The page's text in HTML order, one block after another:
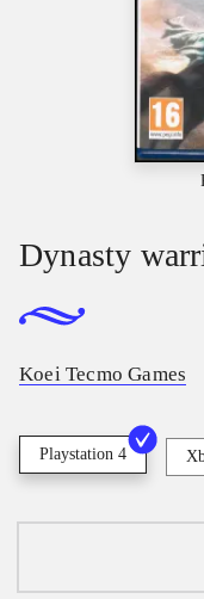
Dynasty
Koei Tecmo Games
Playstation 4